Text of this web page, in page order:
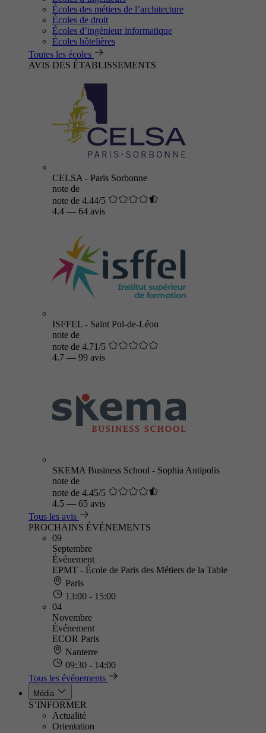
Écoles des métiers de l’architecture
Écoles de droit
Écoles d’ingénieur informatique
Écoles hôtelières
Toutes les écoles
AVIS DES ÉTABLISSEMENTS
CELSA - Paris Sorbonne
note de
note de 4.44/5
4.4 — 64 avis
ISFFEL - Saint Pol-de-Léon
note de
note de 4.71/5
4.7 — 99 avis
SKEMA Business School - Sophia Antipolis
note de
note de 4.45/5
4.5 — 65 avis
Tous les avis
PROCHAINS ÉVÈNEMENTS
09
Septembre
Événement
EPMT - École de Paris des Métiers de la Table
Paris
13:00 - 15:00
04
Novembre
Événement
ECOR Paris
Nanterre
09:30 - 14:00
Tous les événements
Média
S’INFORMER
Actualité
Orientation